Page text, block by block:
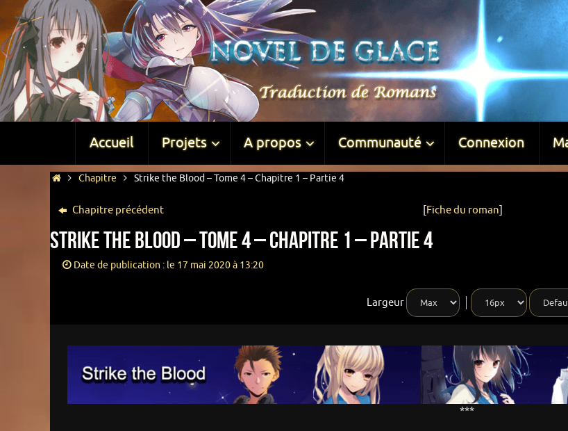
Accueil Projets A propos Communauté Connexion
Chapitre Strike the Blood – Tome 4 – Chapitre 1 – Partie 4
Chapitre précédent [Fiche du roman]
Strike the Blood – Tome 4 – Chapitre 1 – Partie 4
Date de publication : le 17 mai 2020 à 13:20
Largeur
***